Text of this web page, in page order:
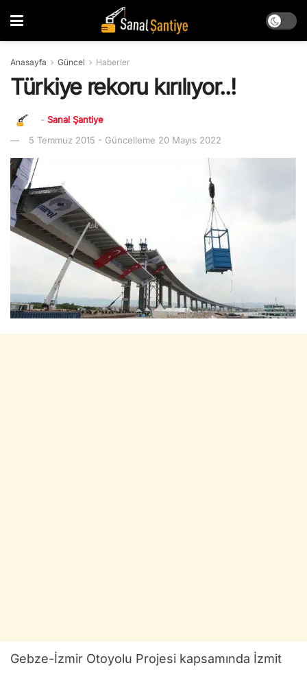
Anasayfa Güncel Haberler
Türkiye rekoru kırılıyor..!
- Sanal Şantiye
5 Temmuz 2015 - Güncelleme 20 Mayıs 2022
Gebze-İzmir Otoyolu Projesi kapsamında İzmit